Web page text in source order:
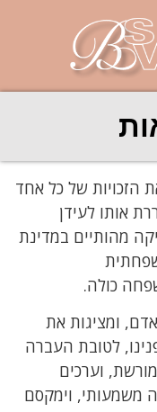
של כל אחד
אותו לעידן
מהותיים במדינת
כולה.
ומציגות את
לטובת העברה
וערכים
משמעותי, וימקסם